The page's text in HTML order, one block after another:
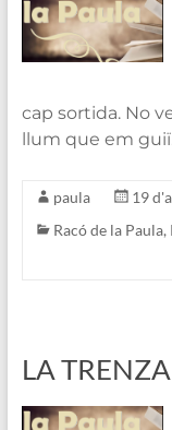
cap sortida. No
llum que em
paula
19
Racó de la Paula,
LA